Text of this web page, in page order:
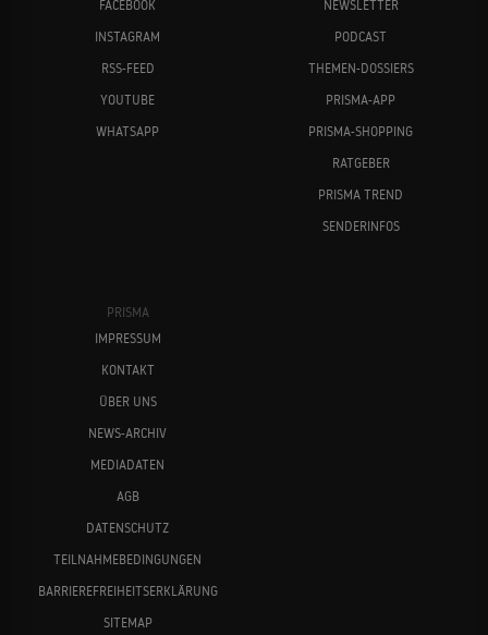
FACEBOOK
INSTAGRAM
RSS-FEED
YOUTUBE
WHATSAPP
NEWSLETTER
PODCAST
THEMEN-DOSSIERS
PRISMA-APP
PRISMA-SHOPPING
RATGEBER
PRISMA TREND
SENDERINFOS
PRISMA
IMPRESSUM
KONTAKT
ÜBER UNS
NEWS-ARCHIV
MEDIADATEN
AGB
DATENSCHUTZ
TEILNAHMEBEDINGUNGEN
BARRIEREFREIHEITSERKLÄRUNG
SITEMAP